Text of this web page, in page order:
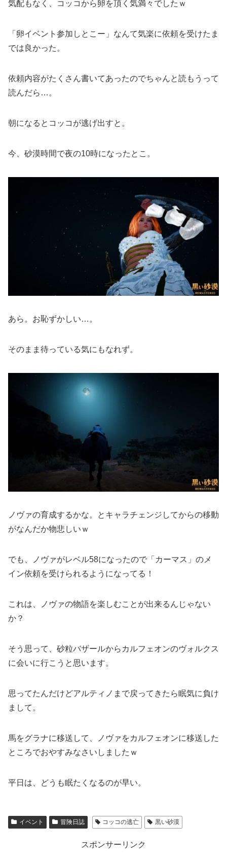
気配もなく、コッコから卵を頂く気満々でしたｗ
「卵イベント参加しとこー」なんて気楽に依頼を受けたま
では良かった。
依頼内容がたくさん書いてあったのでちゃんと読もうって
読んだら…。
朝になるとコッコが逃げ出すと。
今、砂漠時間で夜の10時になったとこ。
あら。お恥ずかしい…。
そのまま待っている気にもなれず。
ノヴァの育成するかな。とキャラチェンジしてからの移動
がなんだか物悲しいｗ
でも、ノヴァがレベル58になったので「カーマス」のメ
イン依頼を受けられるようになってる！
これは、ノヴァの物語を楽しむことが出来るんじゃない
か？
そう思って、砂粒バザールからカルフェオンのヴォルクス
に会いに行こうと思います。
思ってたんだけどアルティノまで戻ってきたら眠気に負け
まして。
馬をグラナに移送して、ノヴァをカルフェオンに移送した
ところでおやすみなさいしましたｗ
平日は、どうも眠たくなるのが早い。
イベント 冒険日誌 コッコの逃亡 黒い砂漠
スポンサーリンク